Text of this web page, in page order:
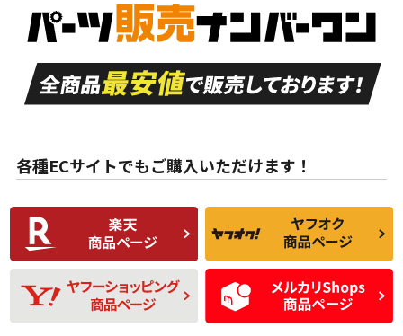
品）
付き
A
走行距離も少なく、
目立つ傷もほとんど
ない中古品
A
走行距離も少なく、
非常に状態の良い中
古品
な中古品
んどない中古品
C
比較的きれいな中古
品
C
られるが、使用に問
題のない中古品
D
使用感や目立つ傷が
あり、一般的な中古
品
D
残り溝も少なく、偏
磨耗がみられ、短期
間使用できるくらい
の中古品
各種ECサイトでもご購入いただけます！